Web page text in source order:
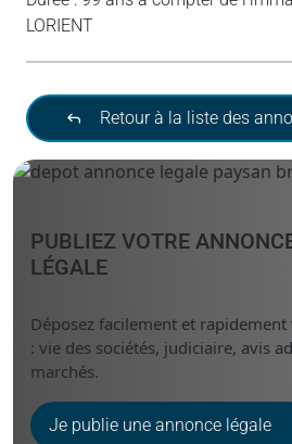
LORIENT
Retour à la liste des
PUBLIEZ VOTRE
LÉGALE
Déposez facilement et rapidement
: vie des sociétés, judiciaire, avis
marchés.
Je publie une annonce légale